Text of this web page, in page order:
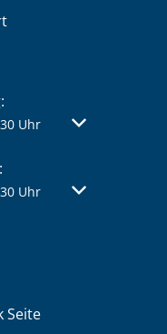
oder
Uhr Von 07:30 bis
oder
Uhr Von 07:30 bis
Seite